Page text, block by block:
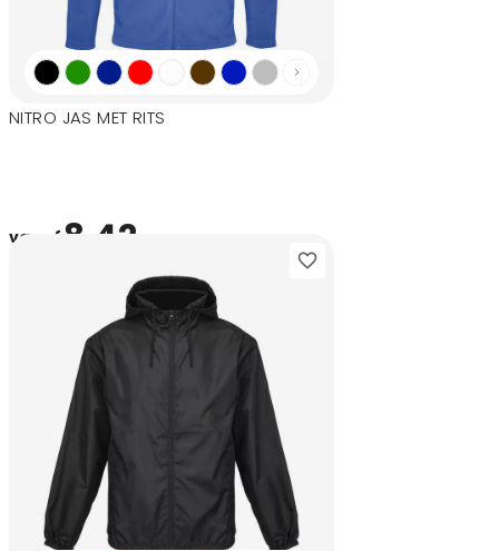
NITRO JAS MET RITS
vanaf 8,42